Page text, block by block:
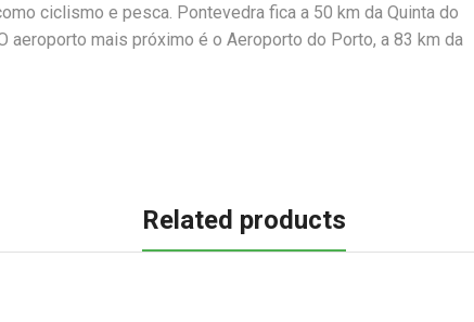
ciclismo e pesca. Pontevedra fica a 50 km da Quinta do
aeroporto mais próximo é o Aeroporto do Porto, a 83 km da
Related products